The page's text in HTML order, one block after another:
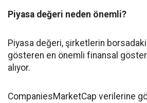
Piyasa değeri neden önemli?
Piyasa değeri, şirketlerin
gösteren en önemli finansal
alıyor.
CompaniesMarketCap verilerine